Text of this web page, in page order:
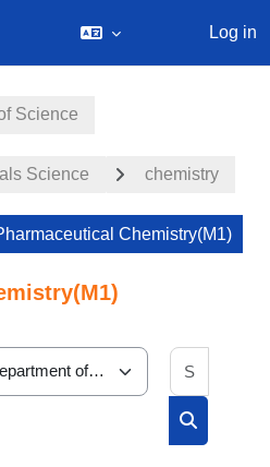
Log in
Science
Science chemistry
Chemistry(M1)